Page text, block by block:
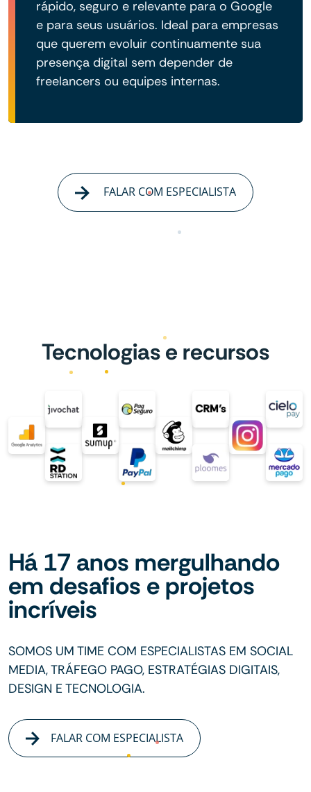
rápido, seguro e relevante para o Google
e para seus usuários. Ideal para empresas
que querem evoluir continuamente sua
presença digital sem depender de
freelancers ou equipes internas.
FALAR COM ESPECIALISTA
Tecnologias e recursos
Há 17 anos mergulhando
em desafios e projetos
incríveis
SOMOS UM TIME COM ESPECIALISTAS EM SOCIAL
MEDIA, TRÁFEGO PAGO, ESTRATÉGIAS DIGITAIS,
DESIGN E TECNOLOGIA.
FALAR COM ESPECIALISTA